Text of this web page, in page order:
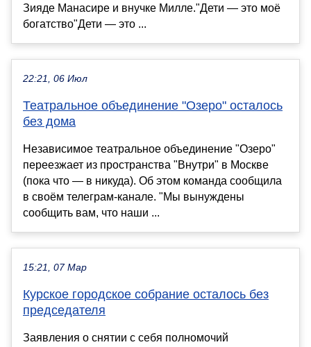
Зияде Манасире и внучке Милле."Дети — это моё
богатство"Дети — это ...
22:21, 06 Июл
Театральное объединение "Озеро" осталось
без дома
Независимое театральное объединение "Озеро"
переезжает из пространства "Внутри" в Москве
(пока что — в никуда). Об этом команда сообщила
в своём телеграм-канале. "Мы вынуждены
сообщить вам, что наши ...
15:21, 07 Мар
Курское городское собрание осталось без
председателя
Заявления о снятии с себя полномочий